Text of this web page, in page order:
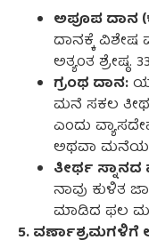
ಅಪೂಪ ದಾನ
ದಾನಕ್ಕೆ ವಿಶೇಷ
ಅತ್ಯಂತ
ಗ್ರಂಥ ದಾನ:
ಮನೆ ಸಕಲ
ಎಂದು
ಅಥವಾ
ತೀರ್ಥ
ನಾವು ಕುಳಿತ
ಮಾಡಿದ ಫಲ
5. ವರ್ಣಾಶ್ರಮಗಳಿಗೆ